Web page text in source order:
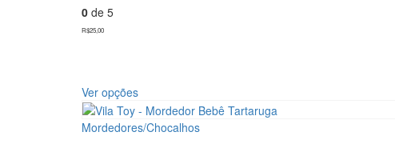
0 de 5
R$25,00
Ver opçõesEste
produto
tem
Mordedores/Chocalhos